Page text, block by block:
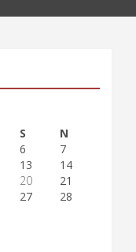
S
N
6
7
13
14
20
21
27
28